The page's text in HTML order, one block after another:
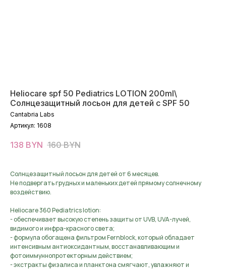
Heliocare spf 50 Pediatrics LOTION 200ml\
Солнцезащитный лосьон для детей с SPF 50
Cantabria Labs
Артикул: 1608
138 BYN 160 BYN
Солнцезащитный лосьон для детей от 6 месяцев.
Не подвергать грудных и маленьких детей прямому солнечному
воздействию.
Heliocare 360 Pediatrics lotion:
- обеспечивает высокую степень защиты от UVB, UVA-лучей,
видимого и инфра-красного света;
- формула обогащена фильтром Fernblock, который обладает
интенсивным антиоксидантным, восстанавливающим и
фотоиммуннопротекторным действием;
- экстракты физалиса и планктона смягчают, увлажняют и